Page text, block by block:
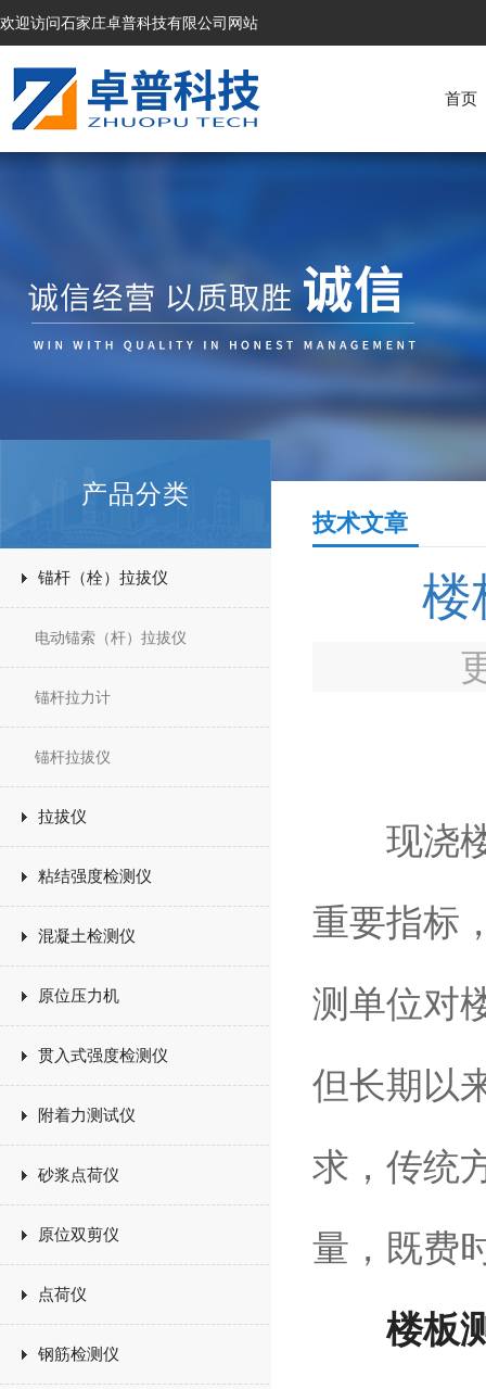
欢迎访问石家庄卓普科技有限公司网站
首页
产品分类
锚杆（栓）拉拔仪
电动锚索（杆）拉拔仪
锚杆拉力计
锚杆拉拔仪
拉拔仪
粘结强度检测仪
混凝土检测仪
原位压力机
贯入式强度检测仪
附着力测试仪
砂浆点荷仪
原位双剪仪
点荷仪
钢筋检测仪
技术文章
楼
现浇楼
重要指标
测单位对
但长期以
求，传统
量，既费
楼板